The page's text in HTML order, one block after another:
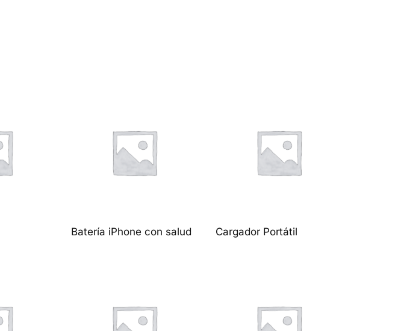
Batería iPhone con salud Cargador Portátil